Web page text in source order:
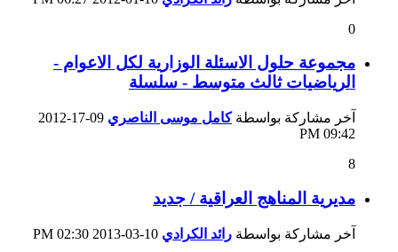
0
مجموعة حلول الاسئلة الوزارية لكل الاعوام -
الرياضيات ثالث متوسط - سلسلة
آخر مشاركة بواسطةكامل موسى الناصري
09:42 PM
8
مديرية المناهج العراقية / جديد
آخر مشاركة بواسطة رائد الكرادي
02:30 PM